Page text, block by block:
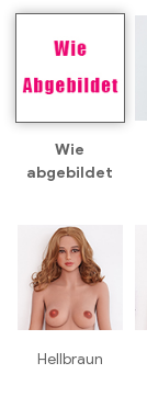
Wie
abgebildet
Hellbraun